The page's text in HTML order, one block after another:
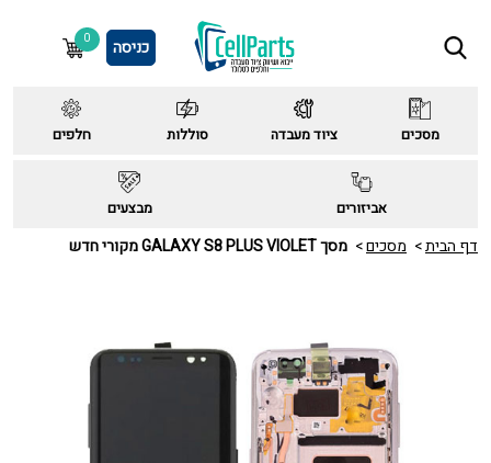
כניסה 0
מסכים ציוד מעבדה סוללות חלפים
אביזורים מבצעים
דף הבית מסכים מסך GALAXY S8 PLUS VIOLET מקורי חדש